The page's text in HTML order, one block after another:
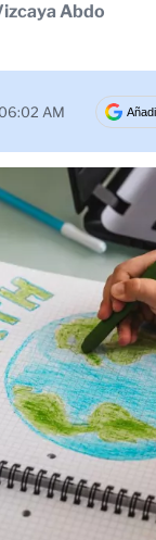
Abdo
AM